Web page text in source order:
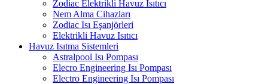
Zodiac Elektrikli Havuz Isıtıcı
Nem Alma Cihazları
Zodiac Isı Eşanjörleri
Elektrikli Havuz Isıtıcı
Havuz Isıtma Sistemleri
Astralpool Isı Pompası
Elecro Engineering Isı Pompası
Electro Engineering Isı Pompası